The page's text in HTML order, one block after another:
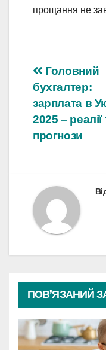
прощання не
Навігація
записів
Головний
бухгалтер:
зарплата в
2025 – реалії
прогнози
ПОВ’ЯЗАНИЙ